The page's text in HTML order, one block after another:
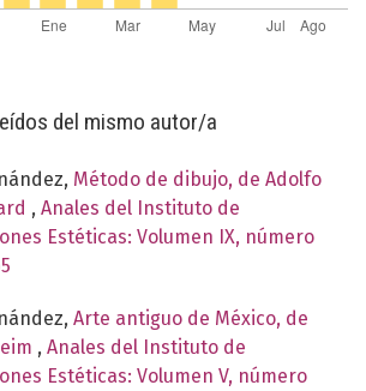
del mismo autor/a
Método de dibujo, de Adolfo
, Anales del Instituto de
Estéticas: Volumen IX, número
Arte antiguo de México, de
, Anales del Instituto de
Estéticas: Volumen V, número